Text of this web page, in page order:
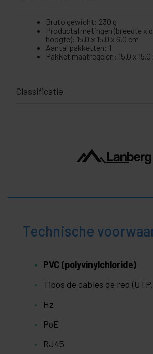
Bruto gewicht: 230 g
Productafmetingen (breedte x
hoogte): 15.0 x 15.0 x 6.0 cm
Aantal pakketten: 1
Pakket maatregelen: 15.0 x 15.0
Classificatie
Technische
PVC (polyvinylchloride)
Tipos de cables de red
Hz
PoE
RJ45